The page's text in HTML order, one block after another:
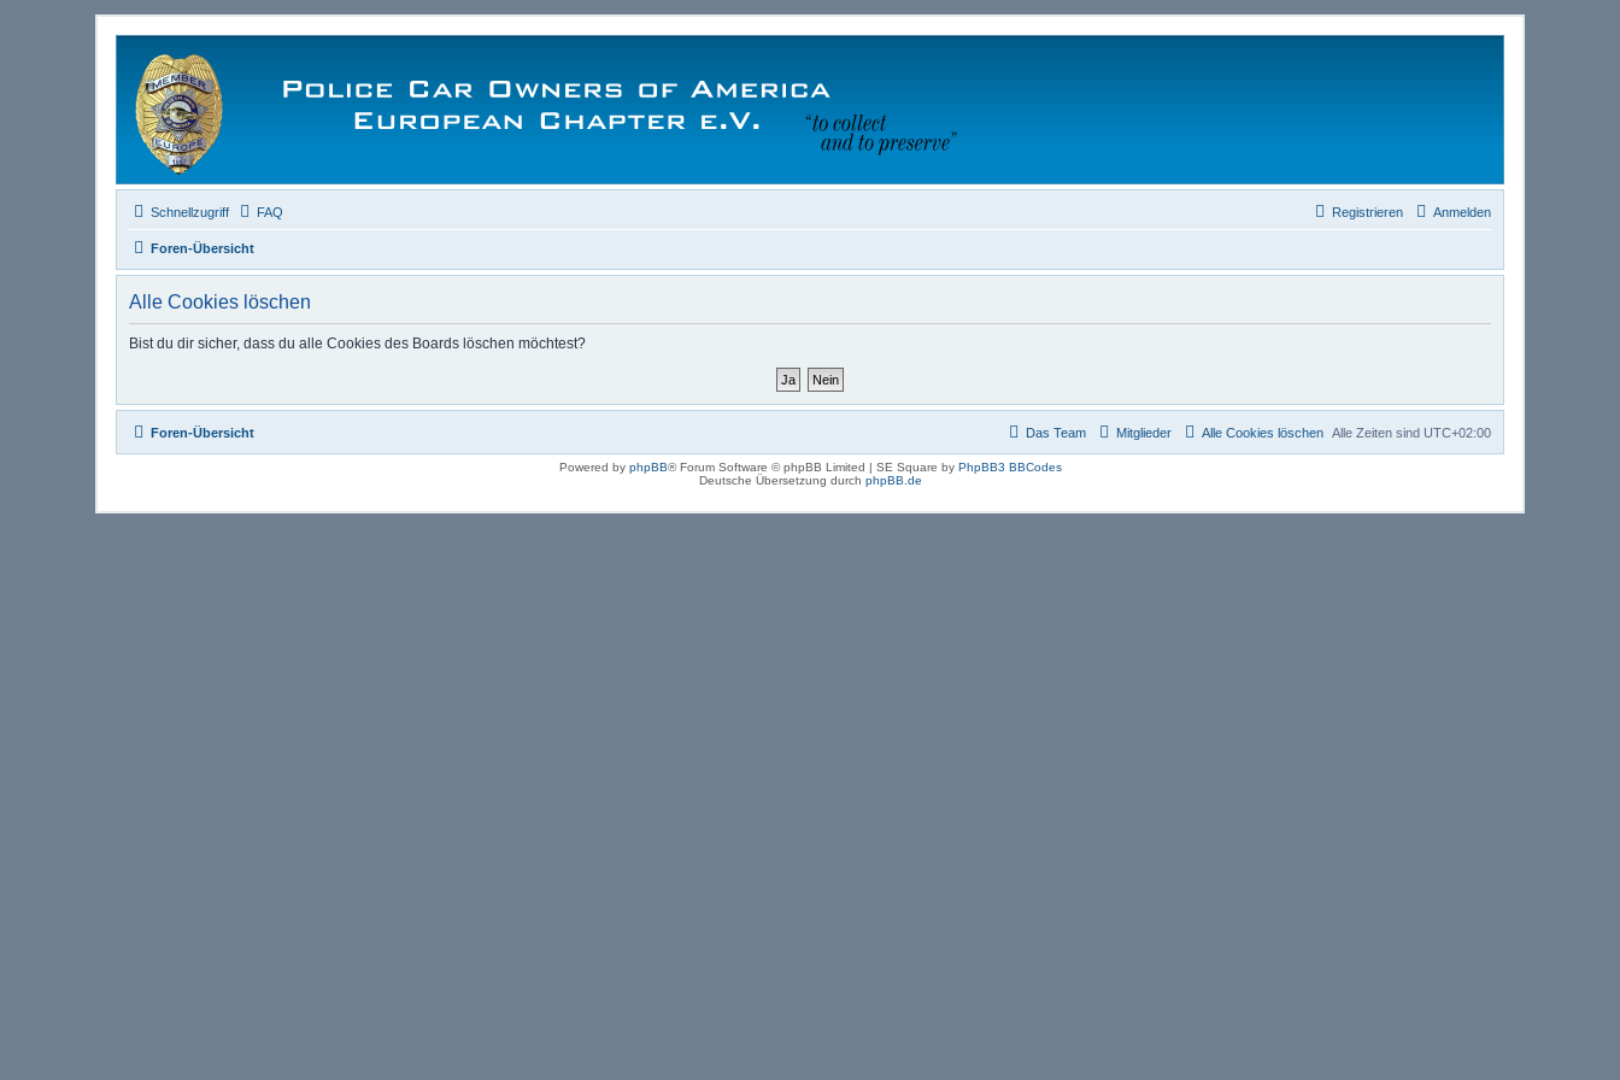
Schnellzugriff FAQ Anmelden
Registrieren
Foren-Übersicht
Alle Cookies löschen
Bist du dir sicher, dass du alle Cookies des Boards löschen möchtest?
Foren-Übersicht Alle Zeiten sind UTC+02:00
Alle Cookies löschen
Mitglieder
Das Team
Powered by phpBB® Forum Software © phpBB Limited | SE Square by PhpBB3 BBCodes
Deutsche Übersetzung durch phpBB.de